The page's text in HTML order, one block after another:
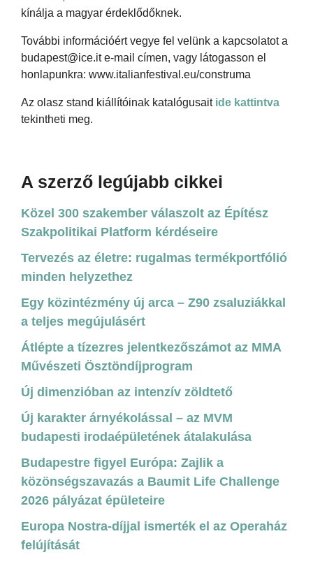
kínálja a magyar érdeklődőknek.
További információért vegye fel velünk a kapcsolatot a
budapest@ice.it e-mail címen, vagy látogasson el
honlapunkra: www.italianfestival.eu/construma
Az olasz stand kiállítóinak katalógusait ide kattintva
tekintheti meg.
A szerző legújabb cikkei
Közel 300 szakember válaszolt az Építész
Szakpolitikai Platform kérdéseire
Tervezés az életre: rugalmas termékportfólió
minden helyzethez
Egy közintézmény új arca – Z90 zsaluziákkal
a teljes megújulásért
Átlépte a tízezres jelentkezőszámot az MMA
Művészeti Ösztöndíjprogram
Új dimenzióban az intenzív zöldtető
Új karakter árnyékolással – az MVM
budapesti irodaépületének átalakulása
Budapestre figyel Európa: Zajlik a
közönségszavazás a Baumit Life Challenge
2026 pályázat épületeire
Europa Nostra-díjjal ismerték el az Operaház
felújítását